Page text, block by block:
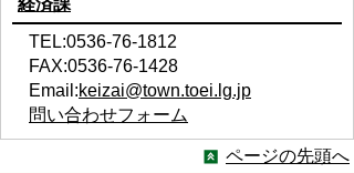
TEL:0536-76-1812
FAX:0536-76-1428
Email:keizai@town.toei.lg.jp
問い合わせフォーム
ページの先頭へ